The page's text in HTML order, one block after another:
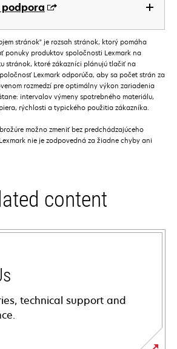
stránok" je rozsah stránok, ktorý pomáha
ponuky produktov spoločnosti Lexmark na
stránok, ktoré zákazníci plánujú tlačiť na
Lexmark odporúča, aby sa počet strán za
rozmedzí pre optimálny výkon zariadenia
intervalov výmeny spotrebného materiálu,
rýchlosti a typického použitia zákazníka.
možno zmeniť bez predchádzajúceho
nie je zodpovedná za žiadne chyby ani
content
technical support and